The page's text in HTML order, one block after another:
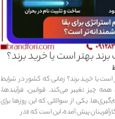
بهتر است یا خرید برند؟
یا خرید برند؟ زمانی که کشور در شرایط
چیز تغییر می‌کند. قوانین، فرآیندها،
یکی از سوالاتی که این روزها برای
پیش آمده، این است که «در